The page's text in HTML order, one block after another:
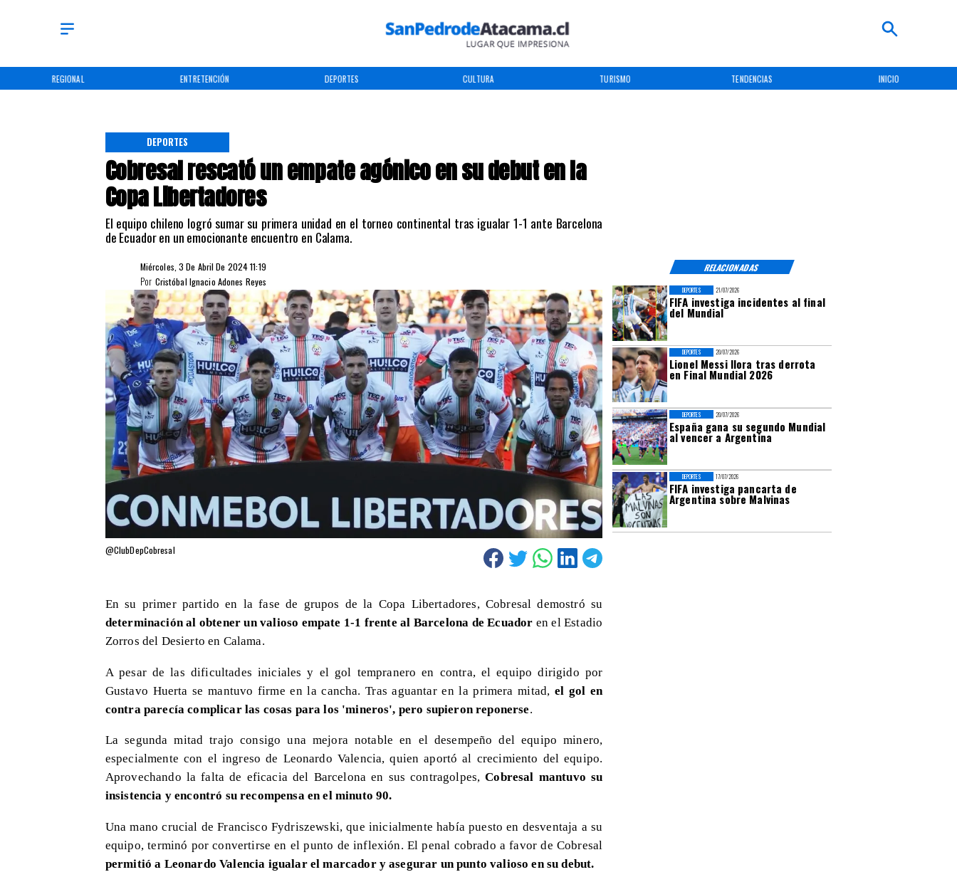
REGIONAL ENTRETENCIÓN DEPORTES CULTURA TURISMO TENDENCIAS INICIO
Cobresal rescató un empate agónico en su debut en la
Copa Libertadores
​El equipo chileno logró sumar su primera unidad en el torneo continental tras igualar 1-1 ante Barcelona
de Ecuador en un emocionante encuentro en Calama.
DEPORTES
RELACIONADAS
Miércoles, 3 De Abril De 2024 11:19
Cristóbal Ignacio Adones Reyes
Por
@ClubDepCobresal
21/07/2026
FIFA investiga incidentes al final
del Mundial
DEPORTES
20/07/2026
Lionel Messi llora tras derrota
en Final Mundial 2026
DEPORTES
20/07/2026
España gana su segundo Mundial
al vencer a Argentina
DEPORTES
17/07/2026
FIFA investiga pancarta de
Argentina sobre Malvinas
DEPORTES
​En su primer partido en la fase de grupos de la Copa Libertadores, Cobresal demostró su
determinación al obtener un valioso empate 1-1 frente al Barcelona de Ecuador en el Estadio
Zorros del Desierto en Calama.
​A pesar de las dificultades iniciales y el gol tempranero en contra, el equipo dirigido por
Gustavo Huerta se mantuvo firme en la cancha. Tras aguantar en la primera mitad, el gol en
contra parecía complicar las cosas para los 'mineros', pero supieron reponerse.
​La segunda mitad trajo consigo una mejora notable en el desempeño del equipo minero,
especialmente con el ingreso de Leonardo Valencia, quien aportó al crecimiento del equipo.
Aprovechando la falta de eficacia del Barcelona en sus contragolpes,Cobresal mantuvo su
insistencia y encontró su recompensa en el minuto 90.
Una mano crucial de Francisco Fydriszewski, que inicialmente había puesto en desventaja a su
equipo, terminó por convertirse en el punto de inflexión. El penal cobrado a favor de Cobresal
permitió a Leonardo Valencia igualar el marcador y asegurar un punto valioso en su debut.